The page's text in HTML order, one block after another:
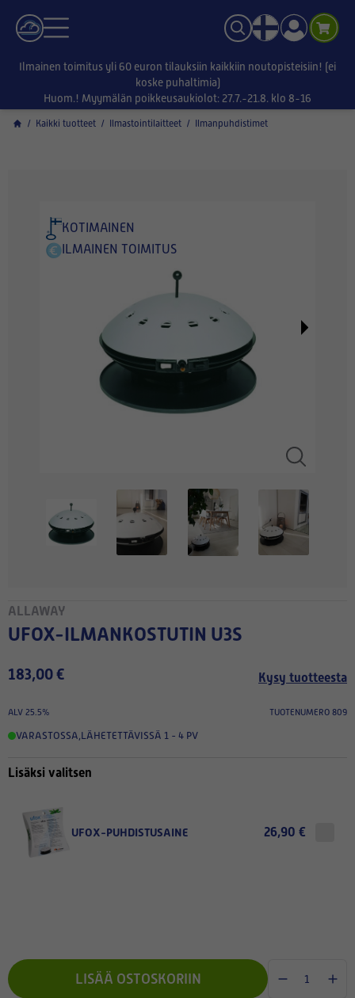
Ilmainen toimitus yli 60 euron tilauksiin kaikkiin noutopisteisiin! (ei
koske puhaltimia)
Huom.! Myymälän poikkeusaukiolot: 27.7.-21.8. klo 8-16
/ Kaikki tuotteet / Ilmastointilaitteet / Ilmanpuhdistimet
KOTIMAINEN
ILMAINEN TOIMITUS
ALLAWAY
UFOX-ILMANKOSTUTIN U3S
183,00 € Kysy tuotteesta
ALV 25.5% TUOTENUMERO 809
VARASTOSSA,LÄHETETTÄVISSÄ 1 - 4 PV
Lisäksi valitsen
UFOX-PUHDISTUSAINE 26,90 €
LISÄÄ OSTOSKORIIN